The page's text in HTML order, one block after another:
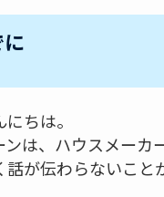
ちは。
は、ハウスメー
が伝わらないこと